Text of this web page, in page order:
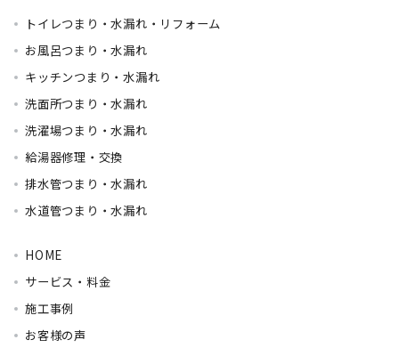
トイレつまり・水漏れ・リフォーム
お風呂つまり・水漏れ
キッチンつまり・水漏れ
洗面所つまり・水漏れ
洗濯場つまり・水漏れ
給湯器修理・交換
排水管つまり・水漏れ
水道管つまり・水漏れ
HOME
サービス・料金
施工事例
お客様の声